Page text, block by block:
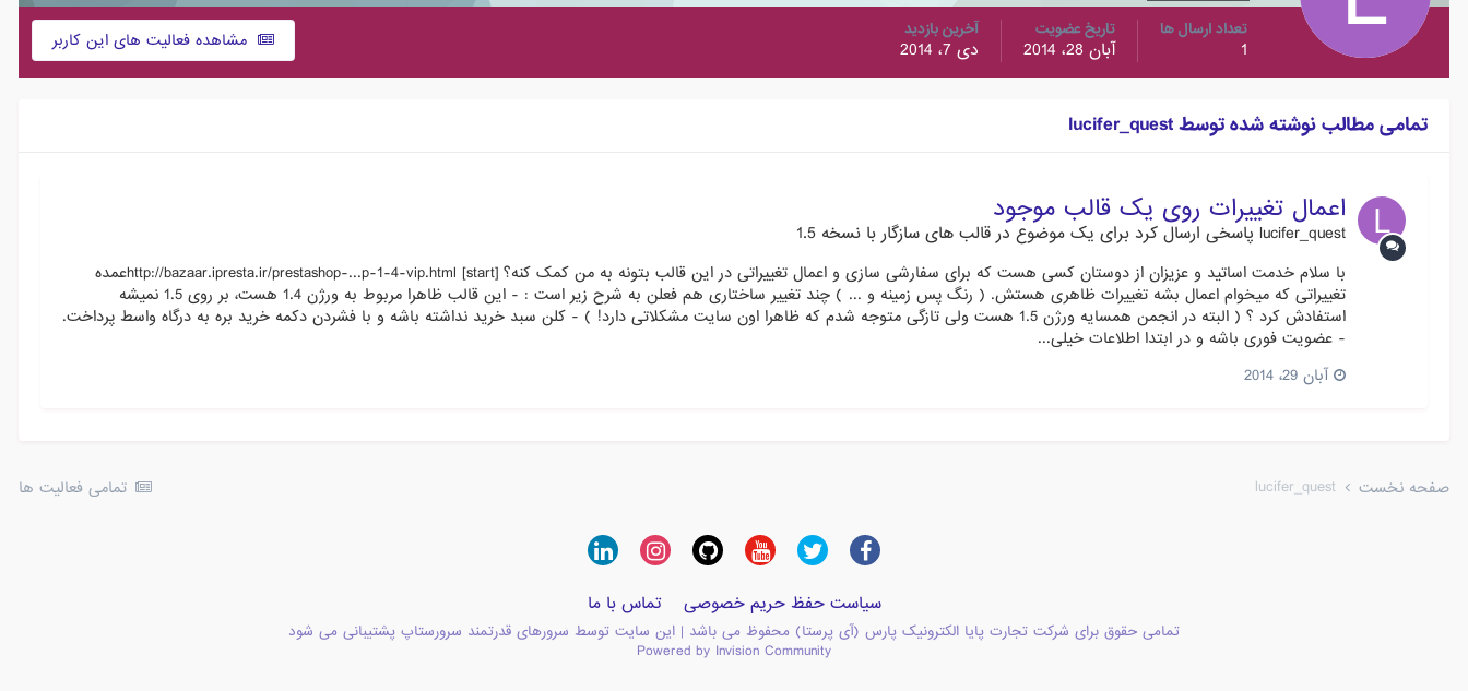
مشاهده فعالیت های این کاربر تعداد ارسال ها
1
تاریخ عضویت
آبان 28، 2014
آخرین بازدید
دی 7، 2014
تمامی مطالب نوشته شده توسط lucifer_quest
اعمال تغییرات روی یک قالب موجود
lucifer_quest پاسخی ارسال کرد برای یک موضوع در قالب های سازگار با نسخه 1.5
با سلام خدمت اساتید و عزیزان از دوستان کسی هست که برای سفارشی سازی و اعمال تغییراتی در این قالب بتونه به من کمک کنه؟ http://bazaar.ipresta.ir/prestashop-...p-1-4-vip.html [start]عمده
تغییراتی که میخوام اعمال بشه تغییرات ظاهری هستش. ( رنگ پس زمینه و ... ) چند تغییر ساختاری هم فعلن به شرح زیر است : - این قالب ظاهرا مربوط به ورژن 1.4 هست، بر روی 1.5 نمیشه
استفادش کرد ؟ ( البته در انجمن همسایه ورژن 1.5 هست ولی تازگی متوجه شدم که ظاهرا اون سایت مشکلاتی دارد! ) - کلن سبد خرید نداشته باشه و با فشردن دکمه خرید بره به درگاه واسط پرداخت.
- عضویت فوری باشه و در ابتدا اطلاعات خیلی...
آبان 29، 2014
تمامی فعالیت ها صفحه نخست lucifer_quest
سیاست حفظ حریم خصوصی تماس با ما
تمامی حقوق برای شرکت تجارت پایا الکترونیک پارس (آی پرستا) محفوظ می باشد | این سایت توسط سرورهای قدرتمند سرورستاپ پشتیبانی می شود
Powered by Invision Community